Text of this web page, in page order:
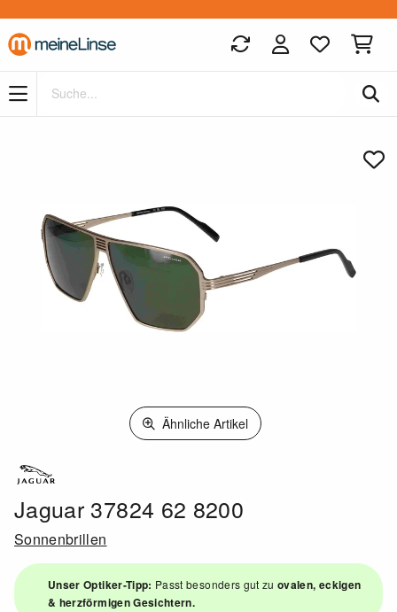
Zum Hauptinhalt springen
Ähnliche Artikel
Jaguar 37824 62 8200
Sonnenbrillen
Unser Optiker-Tipp: Passt besonders gut zuovalen, eckigen
& herzförmigen Gesichtern.